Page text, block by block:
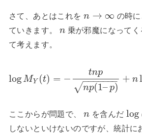
さて、あとはこれをn → ∞ の時
ていきます。 n 乗が邪魔になって
て考えます。
logMY (t) = −
tnp
np(1– p)
− −
−−−−−
√
+ n
ここからが問題で、n を含んだ log
しないといけないのですが、統計に